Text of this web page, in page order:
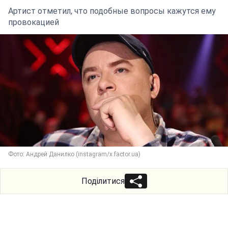
Артист отметил, что подобные вопросы кажутся ему
провокацией
Фото: Андрей Данилко (instagram/x.factor.ua)
Поділитися